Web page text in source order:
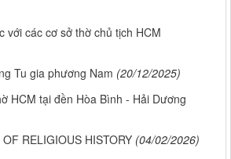
với các cơ sở thờ chủ tịch HCM
Tu gia phương Nam (20/12/2025)
HCM tại đền Hòa Bình - Hải Dương
OF RELIGIOUS HISTORY (04/02/2026)